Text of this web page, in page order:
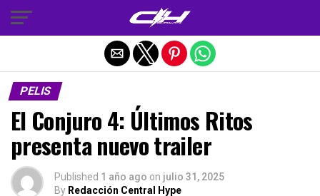
PELIS
El Conjuro 4: Últimos Ritos
presenta nuevo trailer
Published 1 año ago on julio 31, 2025
By Redacción Central Hype
Salir de la versión móvil